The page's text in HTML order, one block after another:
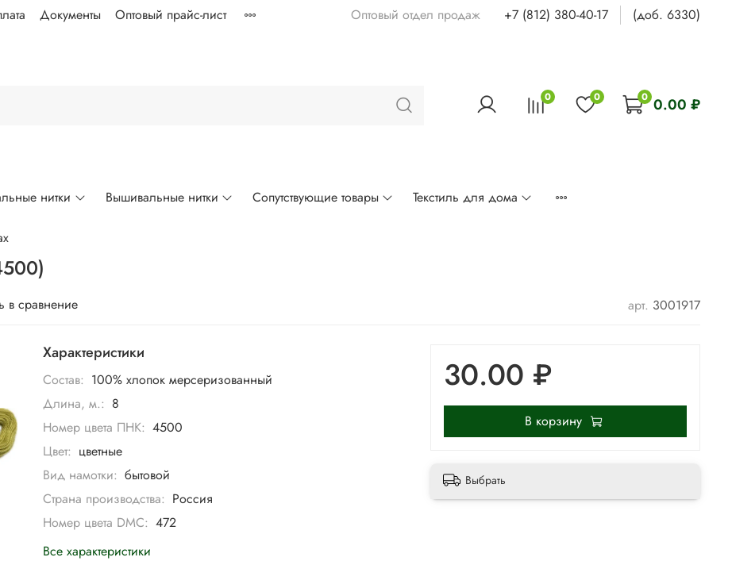
Документы Оптовый прайс-лист Оптовый отдел продаж +7 (812) 380-40-17 (доб. 6330)
0 0 0 0.00 ₽
нитки Вышивальные нитки Сопутствующие товары Текстиль для дома
в сравнение арт. 3001917
Характеристики
Состав: 100% хлопок мерсеризованный
Длина, м.: 8
Номер цвета ПНК: 4500
Цвет: цветные
Вид намотки: бытовой
Страна производства: Россия
Номер цвета DMC: 472
Все характеристики
30.00 ₽
В корзину
Выбрать